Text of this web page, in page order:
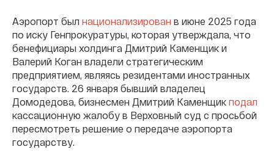
Аэропорт был национализирован в июне 2025 года
по иску Генпрокуратуры, которая утверждала, что
бенефициары холдинга Дмитрий Каменщик и
Валерий Коган владели стратегическим
предприятием, являясь резидентами иностранных
государств. 26 января бывший владелец
Домодедова, бизнесмен Дмитрий Каменщик подал
кассационную жалобу в Верховный суд с просьбой
пересмотреть решение о передаче аэропорта
государству.